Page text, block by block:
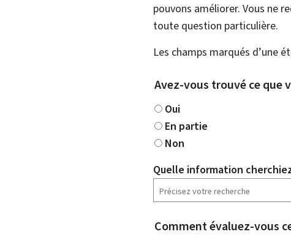
pouvons améliorer. Vous ne
toute question particulière.
Les champs marqués d’une
Avez-vous trouvé ce que
Oui
En partie
Non
Quelle information
Comment évaluez-vous